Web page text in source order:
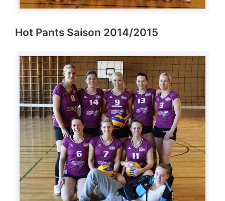
Hot Pants Saison 2014/2015